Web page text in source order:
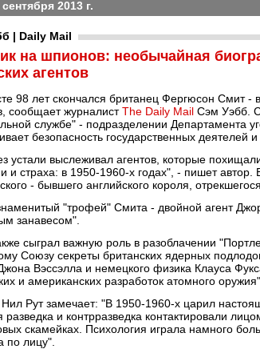
2013 г.
| Daily Mail
на шпионов: необычайная
агентов
98 лет скончался британец Фергюсон Смит -
сообщает журналистThe Daily Mail Сэм Уэбб.
службе" - подразделении Департамента
безопасность государственных деятелей и
устали выслеживал агентов, которые
и страха: в 1950-1960-х годах", - пишет автор.
- бывшего английского короля,
"трофей" Смита - двойной агент
занавесом".
сыграл важную роль в разоблачении
Союзу секреты британских ядерных
Вэссэлла и немецкого физика Клауса
и американских разработок атомного
Нил Рут замечает: "В 1950-1960-х царил
разведка и контрразведка контактировали
скамейках. Психология играла намного
по лицу".